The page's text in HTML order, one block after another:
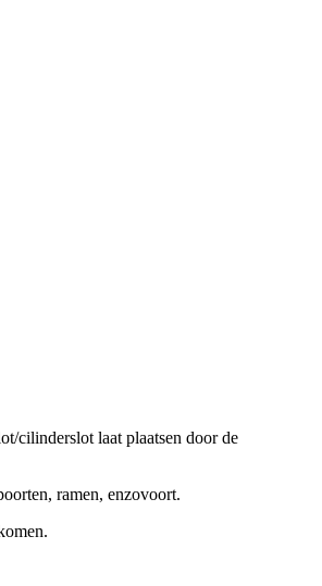
cilinderslot laat plaatsen door de
ramen, enzovoort.